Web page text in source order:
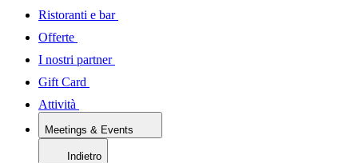
Ristoranti e bar
Offerte
I nostri partner
Gift Card
Attività
Meetings & Events
Indietro